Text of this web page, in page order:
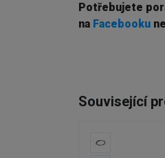
Potřebujete
na Facebooku
Související